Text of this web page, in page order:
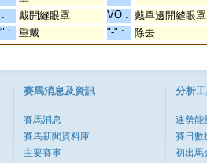
戴開縫眼罩 VO : 戴單邊開縫眼罩
: 重戴 "-" : 除去
賽馬消息及資訊
賽馬消息
賽馬新聞資料庫
主要賽事
分析
速勢能
賽日數
初出馬